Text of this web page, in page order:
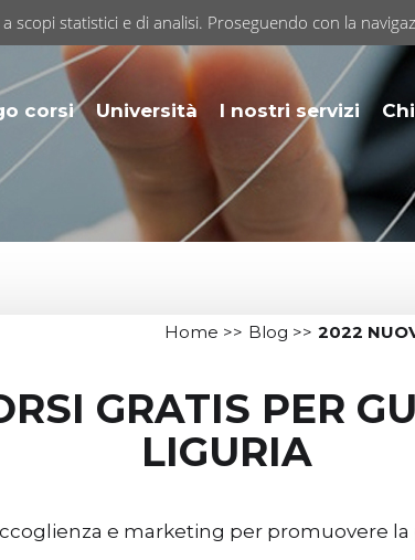
corsi Università I nostri servizi
2022
Blog >>
Home >>
GRATIS PER
LIGURIA
e marketing per promuovere la
scopi statistici e di analisi. Proseguendo con la